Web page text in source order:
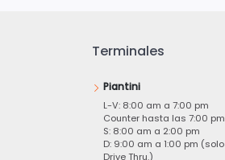
Terminales
Piantini
L-V: 8:00 am a 7:00 pm
Counter hasta las 7:00 pm
S: 8:00 am a 2:00 pm
D: 9:00 am a 1:00 pm (solo
Drive Thru.)